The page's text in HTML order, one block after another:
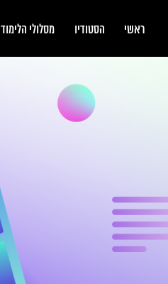
ראשי הסטודיו מסלולי הלימוד